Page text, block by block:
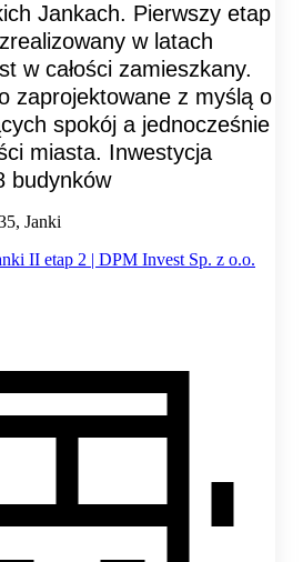
Jankach. Pierwszy etap
w latach
w całości zamieszkany.
zaprojektowane z myślą o
spokój a jednocześnie
miasta. Inwestycja
budynków
Janki
II etap 2 | DPM Invest Sp. z o.o.